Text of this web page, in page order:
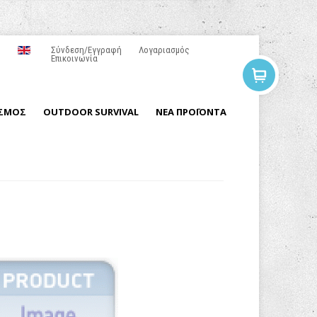
Σύνδεση/Εγγραφή
Λογαριασμός
Επικοινωνία
OUTDOOR SURVIVAL ΝΕΑ ΠΡΟΪΟΝΤΑ